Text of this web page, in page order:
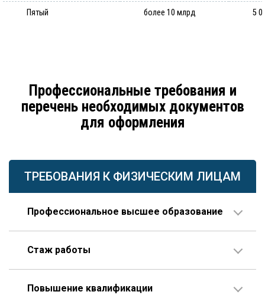
Пятый более 10 млрд 5
Профессиональные требования и
перечень необходимых документов
для оформления
ТРЕБОВАНИЯ К ФИЗИЧЕСКИМ ЛИЦАМ
Профессиональное высшее образование
проектирования.
Стаж работы
или больше, 3 года из которых – на руководящей
Повышение квалификации